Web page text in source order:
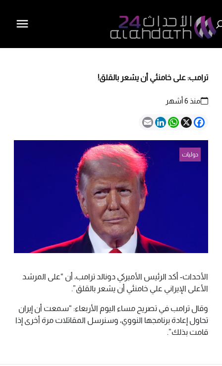
ترامب: على خامنئي أن يشعر بالقلق!
منذ 6 أشهر
Facebook
X
WhatsApp
LinkedIn
Email
دوليات
الأحداث- أكد الرئيس الأميركي دونالد ترامب، أن “على المرشد
الأعلى الإيراني علي خامنئي أن يشعر بالقلق”.
وقال ترامب في تصريح مساء اليوم الأربعاء: “سمعت أن إيران
تحاول إعادة برنامجها النووي، وسنرسل المقاتلات مرة أخرى إذا
قامت بذلك”.